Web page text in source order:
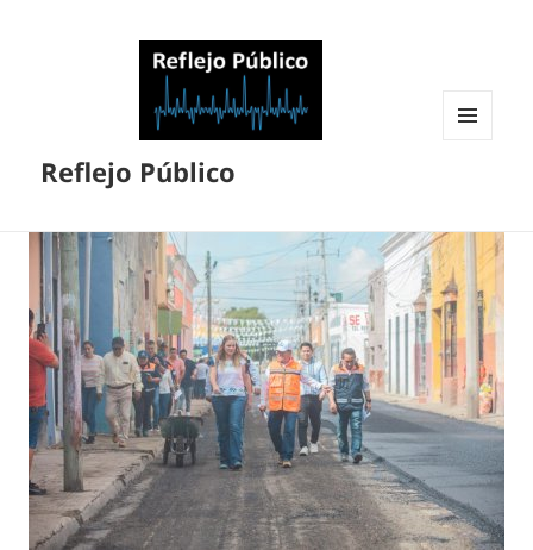
Reflejo Público